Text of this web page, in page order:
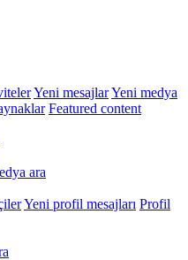
Yeni mesajlarYeni medya
Featured content
ara
Yeni profil mesajları Profil